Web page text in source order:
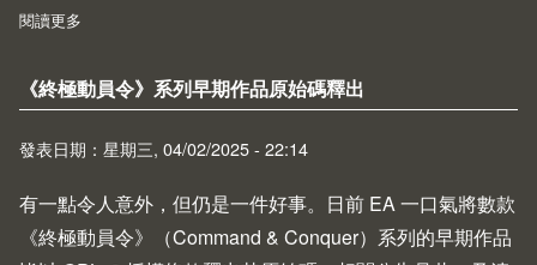
閱讀更多
《終極動員令》系列早期作品原始碼釋出
發表日期：星期三, 04/02/2025 - 22:14
有一點令人意外，但仍是一件好事。日前 EA 一口氣將數款
《終極動員令》（Command & Conquer）系列的早期作品